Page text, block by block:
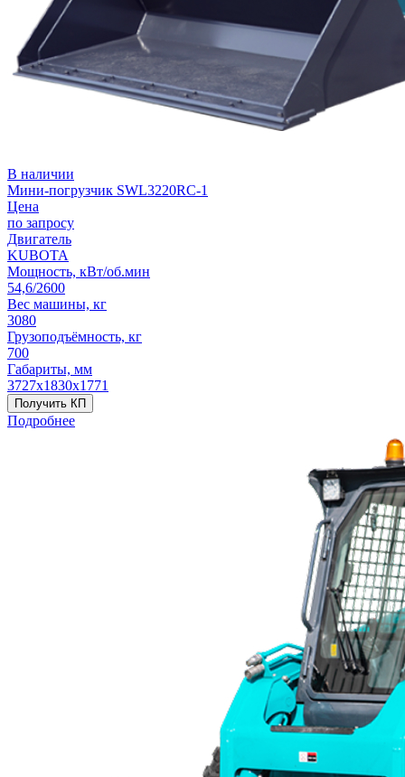
В наличии
Мини-погрузчик SWL3220RC-1
Цена
по запросу
Двигатель
KUBOTA
Мощность, кВт/об.мин
54,6/2600
Вес машины, кг
3080
Грузоподъёмность, кг
700
Габариты, мм
3727х1830х1771
Получить КП
Подробнее